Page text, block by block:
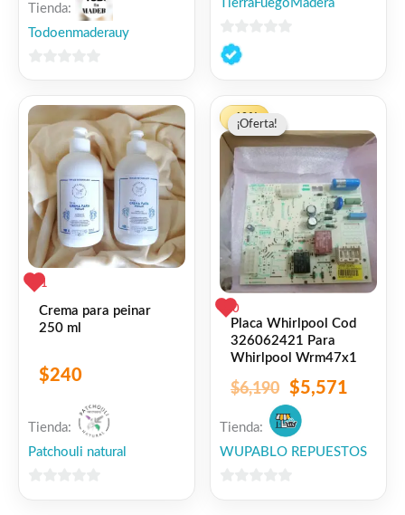
Tienda:
Todoenmaderauy
5
TierraFuegoMadera
0
de
1
Crema para peinar
250 ml
$240
Tienda:
Patchouli natural
¡Oferta!
-10%
0
¡Oferta!
Placa Whirlpool Cod
326062421 Para
Whirlpool Wrm47x1
$6,190
precio
original
era:
$6,190.
$5,571
precio
actual
es:
Tienda:
WUPABLO REPUESTOS